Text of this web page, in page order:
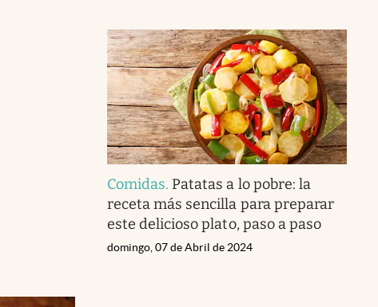
Comidas. Patatas a lo pobre: la
receta más sencilla para preparar
este delicioso plato, paso a paso
domingo, 07 de Abril de 2024